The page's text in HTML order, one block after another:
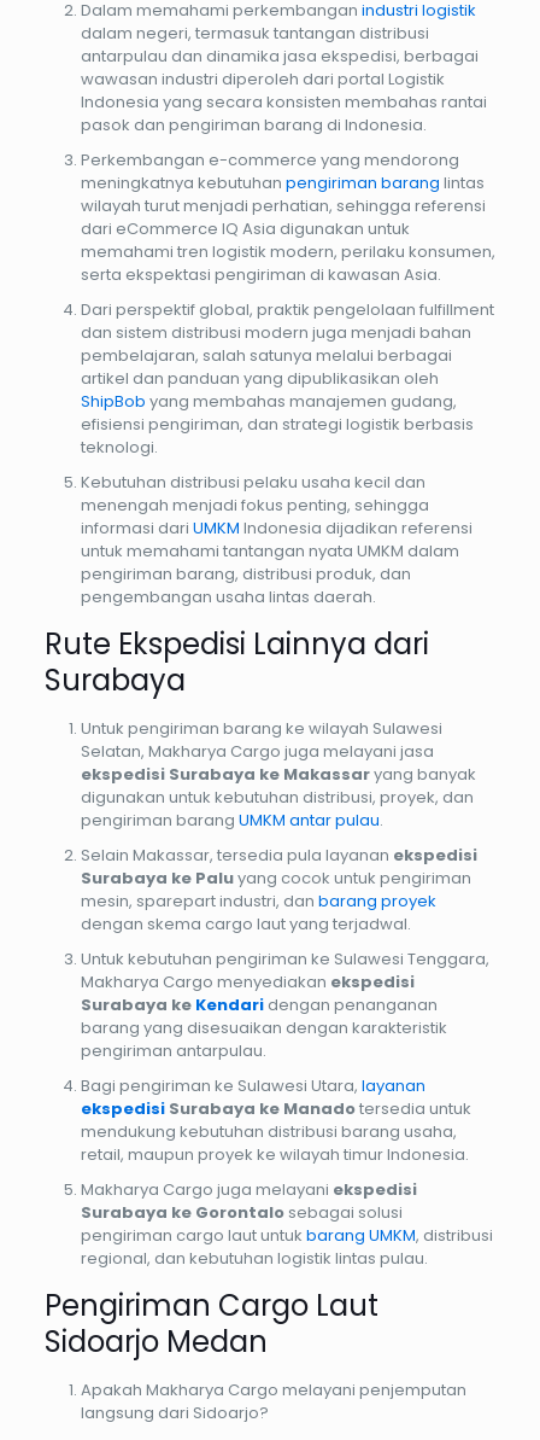
Dalam memahami perkembangan industri logistik
dalam negeri, termasuk tantangan distribusi
antarpulau dan dinamika jasa ekspedisi, berbagai
wawasan industri diperoleh dari portal Logistik
Indonesia yang secara konsisten membahas rantai
pasok dan pengiriman barang di Indonesia.
Perkembangan e-commerce yang mendorong
meningkatnya kebutuhan pengiriman barang lintas
wilayah turut menjadi perhatian, sehingga referensi
dari eCommerce IQ Asia digunakan untuk
memahami tren logistik modern, perilaku konsumen,
serta ekspektasi pengiriman di kawasan Asia.
Dari perspektif global, praktik pengelolaan fulfillment
dan sistem distribusi modern juga menjadi bahan
pembelajaran, salah satunya melalui berbagai
artikel dan panduan yang dipublikasikan oleh
ShipBob yang membahas manajemen gudang,
efisiensi pengiriman, dan strategi logistik berbasis
teknologi.
Kebutuhan distribusi pelaku usaha kecil dan
menengah menjadi fokus penting, sehingga
informasi dari UMKM Indonesia dijadikan referensi
untuk memahami tantangan nyata UMKM dalam
pengiriman barang, distribusi produk, dan
pengembangan usaha lintas daerah.
Rute Ekspedisi Lainnya dari
Surabaya
Untuk pengiriman barang ke wilayah Sulawesi
Selatan, Makharya Cargo juga melayani jasa
ekspedisi Surabaya ke Makassaryang banyak
digunakan untuk kebutuhan distribusi, proyek, dan
pengiriman barang UMKM antar pulau.
Selain Makassar, tersedia pula layanan ekspedisi
Surabaya ke Paluyang cocok untuk pengiriman
mesin, sparepart industri, dan barang proyek
dengan skema cargo laut yang terjadwal.
Untuk kebutuhan pengiriman ke Sulawesi Tenggara,
Makharya Cargo menyediakan ekspedisi
Surabaya keKendari dengan penanganan
barang yang disesuaikan dengan karakteristik
pengiriman antarpulau.
Bagi pengiriman ke Sulawesi Utara, layanan
ekspedisi Surabaya ke Manadotersedia untuk
mendukung kebutuhan distribusi barang usaha,
retail, maupun proyek ke wilayah timur Indonesia.
Makharya Cargo juga melayani ekspedisi
Surabaya ke Gorontalosebagai solusi
pengiriman cargo laut untuk barang UMKM, distribusi
regional, dan kebutuhan logistik lintas pulau.
Pengiriman Cargo Laut
Sidoarjo Medan
Apakah Makharya Cargo melayani penjemputan
langsung dari Sidoarjo?